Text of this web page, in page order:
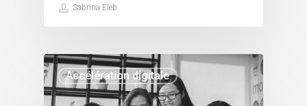
Sabrina Eleb
Accélération digitale